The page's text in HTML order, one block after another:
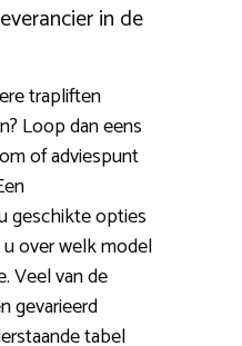
in de
trapliften
Loop dan eens
of adviespunt
geschikte opties
over welk model
Veel van de
gevarieerd
tabel